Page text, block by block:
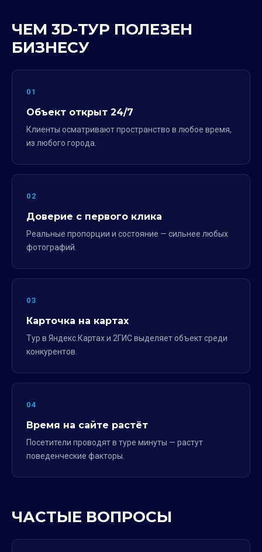
ЧЕМ 3D-ТУР ПОЛЕЗЕН
БИЗНЕСУ
01
Объект открыт 24/7
Клиенты осматривают пространство в любое время,
из любого города.
02
Доверие с первого клика
Реальные пропорции и состояние — сильнее любых
фотографий.
03
Карточка на картах
Тур в Яндекс.Картах и 2ГИС выделяет объект среди
конкурентов.
04
Время на сайте растёт
Посетители проводят в туре минуты — растут
поведенческие факторы.
ЧАСТЫЕ ВОПРОСЫ